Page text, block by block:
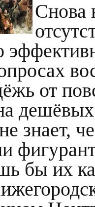
Снова
от
знает,
бы их